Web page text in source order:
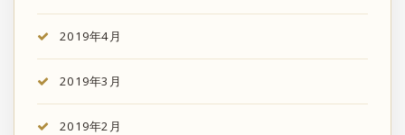
2019年4月
2019年3月
2019年2月